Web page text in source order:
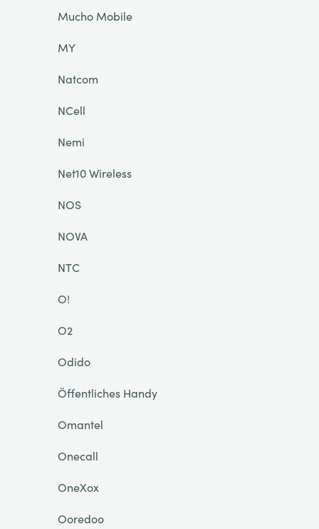
Mucho Mobile
MY
Natcom
NCell
Nemi
Net10 Wireless
NOS
NOVA
NTC
O!
O2
Odido
Öffentliches Handy
Omantel
Onecall
OneXox
Ooredoo